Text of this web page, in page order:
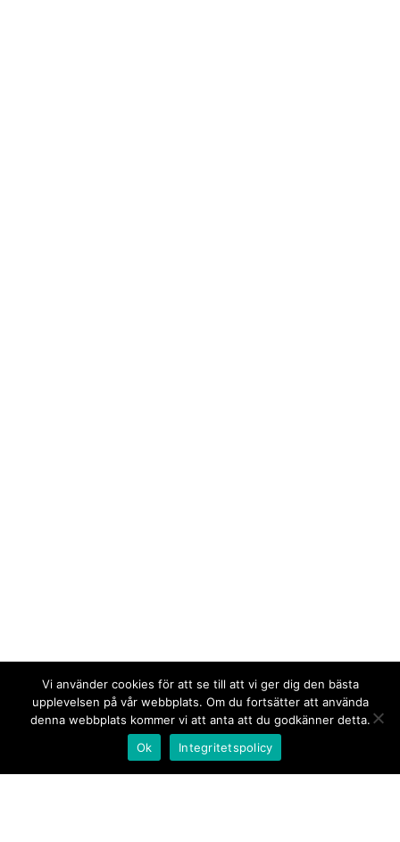
Vi använder cookies för att se till att vi ger dig den bästa
upplevelsen på vår webbplats. Om du fortsätter att använda
denna webbplats kommer vi att anta att du godkänner detta.
Ok
Integritetspolicy